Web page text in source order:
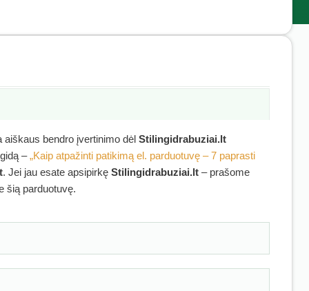
aiškaus bendro įvertinimo dėl Stilingidrabuziai.lt
–„Kaip atpažinti patikimą el. parduotuvę – 7 paprasti
. Jei jau esate apsipirkę Stilingidrabuziai.lt – prašome
šią parduotuvę.